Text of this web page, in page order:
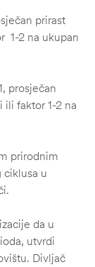
prirast
1-2 na ukupan
prosječan
faktor 1-2 na
prirodnim
ciklusa u
da u
utvrdi
Divljač